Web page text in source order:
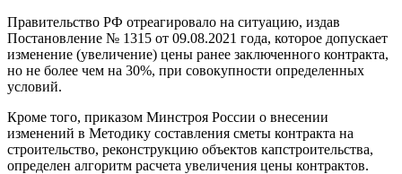
Правительство РФ отреагировало на ситуацию, издав
Постановление № 1315 от 09.08.2021 года, которое допускает
изменение (увеличение) цены ранее заключенного контракта,
но не более чем на 30%, при совокупности определенных
условий.
Кроме того, приказом Минстроя России о внесении
изменений в Методику составления сметы контракта на
строительство, реконструкцию объектов капстроительства,
определен алгоритм расчета увеличения цены контрактов.